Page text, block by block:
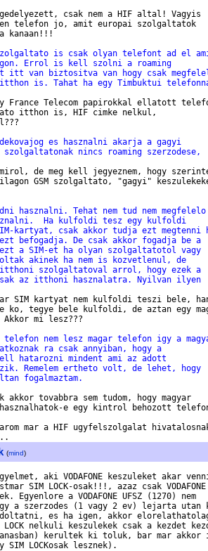
csak nem a HIF altal! Vagyis
telefon jo, amit europai szolgaltatok
kanaan!!!
is csak olyan telefont ad el
Errol is kell szolni a roaming
itt van biztositva van hogy csak
itthon is. Tahat ha egy Timbuktui
France Telecom papirokkal ellatott
itthon is, HIF cimke nelkul,
es hasznalni akarja a gagyi
nincs roaming szerzodese,
de meg kell jegyeznem, hogy
GSM szolgaltato, "gagyi"
hasznalni. Tehat nem tud nem megfelelo
Ha kulfoldi tesz egy kulfoldi
kartyat, csak akkor tudja ezt megtenni
befogadja. De csak akkor fogadja be a
a SIM-et ha olyan szolgaltatotol vagy
akinek ha nem is kozvetlenul, de
itthoni szolgaltatoval arrol, hogy ezek a
az itthoni hasznalatra. Nyilvan ilyen
SIM kartyat nem kulfoldi teszi bele,
ko, tegye bele kulfoldi, de aztan egy
mi lesz???
nem lesz magar telefon igy a
ra csak annyiban, hogy a
hatarozni mindent ami az adott
Remelem ertheto volt, de lehet, hogy
fogalmaztam.
akkor tovabbra sem tudom, hogy magyar
e egy kintrol behozott
mar a HIF ugyfelszolgalat
(mind)
aki VODAFONE keszuleket akar
SIM LOCK-osak!!!, azaz csak VODAFONE
Egyenlore a VODAFONE UFSZ (1270) nem
a szerzodes (1 vagy 2 ev) lejarta
es ha igen, akkor
nelkuli keszulekek csak a kezdet
kerultek ki toluk, bar mar
LOCKosak lesznek).